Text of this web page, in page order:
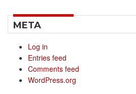
META
Log in
Entries feed
Comments feed
WordPress.org